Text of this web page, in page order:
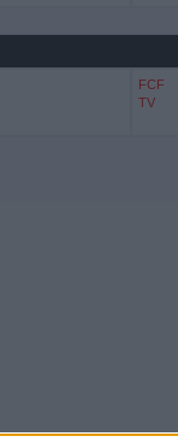
FCF
TV